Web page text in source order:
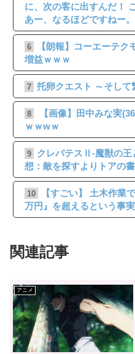
に、次の客に出すんだ！
あー、なるほどですねー
6
【朗報】コーエーテ
増益ｗｗｗ
7 托卵クエスト ～そし
8
【画像】田中みな実
ｗｗwｗ
9
クレバテスⅡ-魔獣の王
想：敵を探すよりトアの
10
【すごい】 土木作業
万円』を超えるという事
関連記事
アニメ